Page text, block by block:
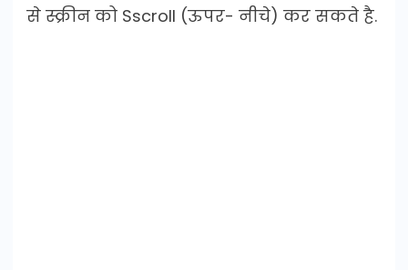
से स्क्रीन को Sscroll (ऊपर- नीचे) कर सकते है.